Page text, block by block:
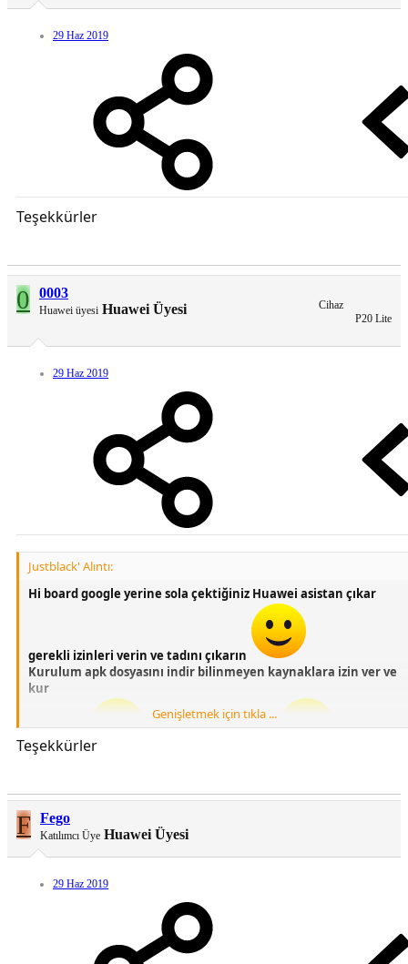
29 Haz 2019
Teşekkürler
0 0003
Huawei üyesi Huawei Üyesi
Cihaz
P20 Lite
29 Haz 2019
Justblack' Alıntı:
Hi board google yerine sola çektiğiniz Huawei asistan çıkar
gerekli izinleri verin ve tadını çıkarın
Kurulum apk dosyasını indir bilinmeyen kaynaklara izin ver ve
kur
Türkçedir
Genişletmek için tıkla ...
Teşekkürler
F Fego
Katılımcı Üye Huawei Üyesi
29 Haz 2019